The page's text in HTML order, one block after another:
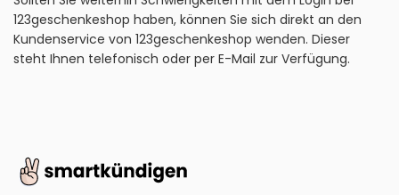
123geschenkeshop haben, können Sie sich direkt an den
Kundenservice von 123geschenkeshop wenden. Dieser
steht Ihnen telefonisch oder per E-Mail zur Verfügung.